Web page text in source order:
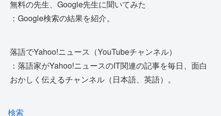
無料の先生、Google先生に聞いてみた
：Google検索の結果を紹介。
落語でYahoo!ニュース（YouTubeチャンネル）
：落語家がYahoo!ニュースのIT関連の記事を毎日、面白
おかしく伝えるチャンネル（日本語、英語）。
検索